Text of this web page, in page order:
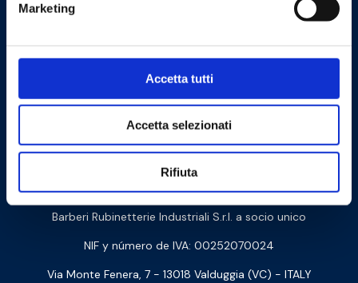
Marketing
Accetta tutti
Accetta selezionati
Rifiuta
Cookie Policy Privacy Policy
Barberi Rubinetterie Industriali S.r.l. a socio unico
NIF y número de IVA: 00252070024
Via Monte Fenera, 7 - 13018 Valduggia (VC) - ITALY